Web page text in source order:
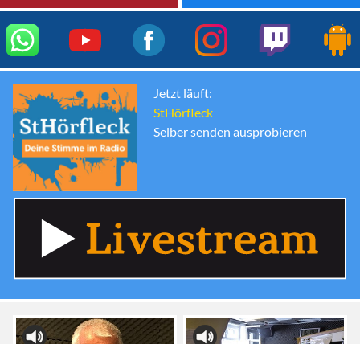
Jetzt läuft:
StHörfleck
Selber senden ausprobieren